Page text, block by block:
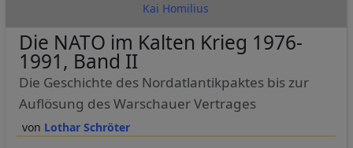
Kai Homilius
Lothar Schröter
Die NATO im Kalten Krieg 1976-
1991, Band II
Die Geschichte des Nordatlantikpaktes bis zur
Auflösung des Warschauer Vertrages